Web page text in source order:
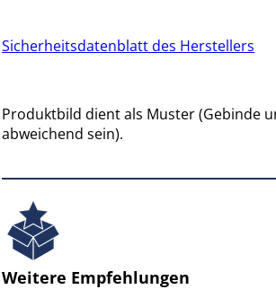
Sicherheitsdatenblatt des Herstellers
Produktbild dient als Muster (Gebinde
abweichend sein).
Weitere Empfehlungen